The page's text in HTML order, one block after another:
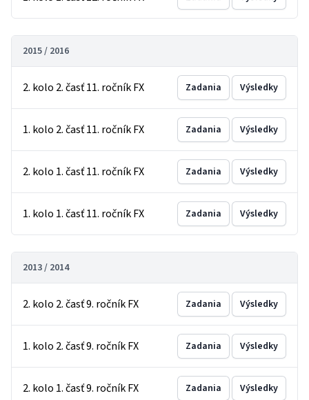
2015 / 2016
2. kolo 2. časť 11. ročník FX Zadania Výsledky
1. kolo 2. časť 11. ročník FX Zadania Výsledky
2. kolo 1. časť 11. ročník FX Zadania Výsledky
1. kolo 1. časť 11. ročník FX Zadania Výsledky
2013 / 2014
2. kolo 2. časť 9. ročník FX Zadania Výsledky
1. kolo 2. časť 9. ročník FX Zadania Výsledky
2. kolo 1. časť 9. ročník FX Zadania Výsledky